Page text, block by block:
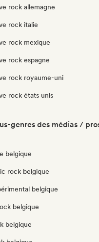
rock allemagne
rock italie
rock mexique
rock espagne
rock royaume-uni
rock états unis
genres des médias /
belgique
rock belgique
belgique
belgique
belgique